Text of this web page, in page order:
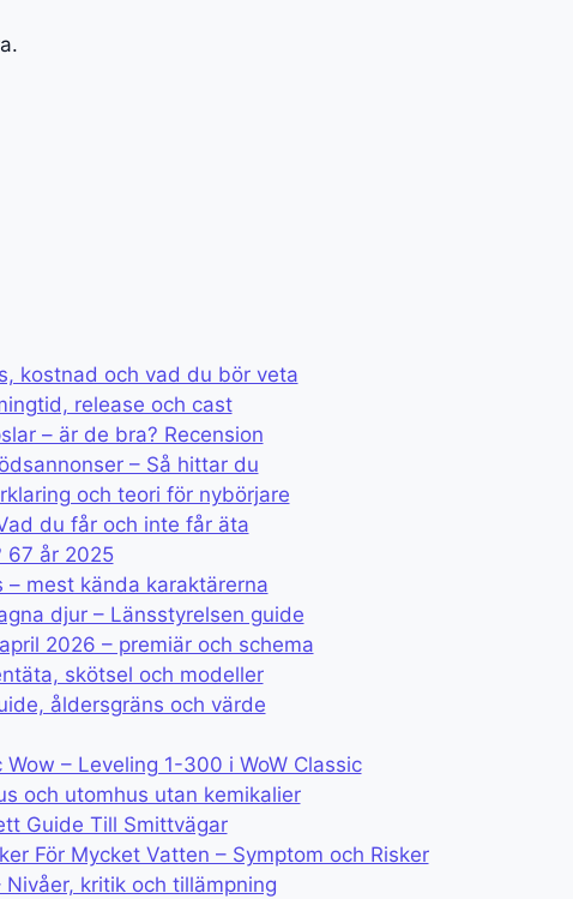
kostnad och vad du bör veta
release och cast
– är de bra? Recension
– Så hittar du
och teori för nybörjare
du får och inte får äta
67 år 2025
– mest kända karaktärerna
djur – Länsstyrelsen guide
2026 – premiär och schema
skötsel och modeller
åldersgräns och värde
– Leveling 1-300 i WoW Classic
och utomhus utan kemikalier
Guide Till Smittvägar
För Mycket Vatten – Symptom och Risker
kritik och tillämpning